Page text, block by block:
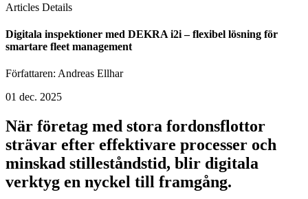
Articles Details
Digitala inspektioner med DEKRA i2i – flexibel lösning för
smartare fleet management
Författaren: Andreas Ellhar
01 dec. 2025
När företag med stora fordonsflottor
strävar efter effektivare processer och
minskad stilleståndstid, blir digitala
verktyg en nyckel till framgång.